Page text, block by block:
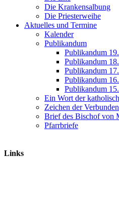
Die Krankensalbung
Die Priesterweihe
Aktuelles und Termine
Kalender
Publikandum
Publikandum
Publikandum
Publikandum
Publikandum
Publikandum
Ein Wort der
Zeichen der
Brief des Bischof von
Pfarrbriefe
Links